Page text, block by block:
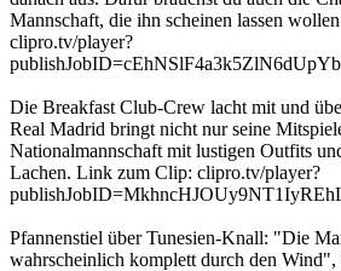
Mannschaft, die ihn scheinen lassen
clipro.tv/player?
Die Breakfast Club-Crew lacht mit und
Real Madrid bringt nicht nur seine
Nationalmannschaft mit lustigen Outfits
Lachen. Link zum Clip: clipro.tv/player?
Pfannenstiel über Tunesien-Knall: "Die
wahrscheinlich komplett durch den Wind",